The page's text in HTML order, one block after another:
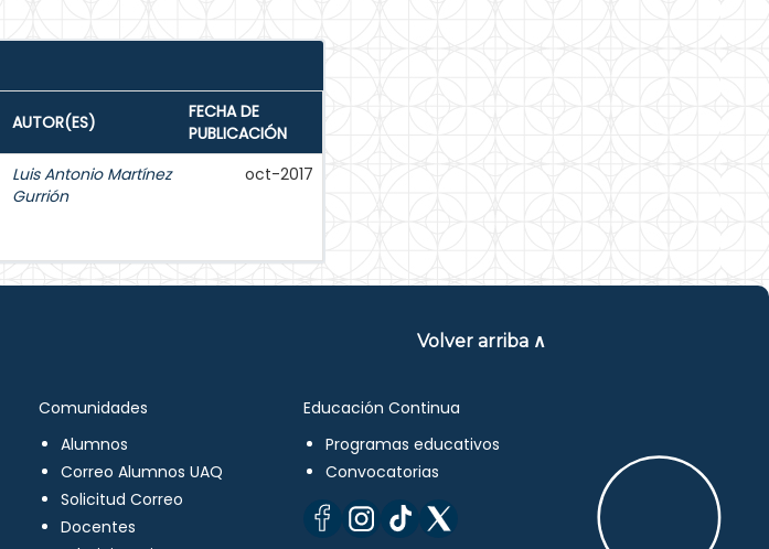
AUTOR(ES)
FECHA DE
PUBLICACIÓN
Luis Antonio Martínez
Gurrión
oct-2017
Volver arriba ∧
Comunidades
Alumnos
Correo Alumnos UAQ
Solicitud Correo
Docentes
Educación Continua
Programas educativos
Convocatorias